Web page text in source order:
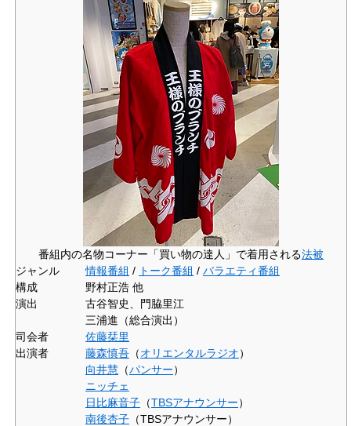
番組内の名物コーナー「買い物の達人」で着用される法被
ジャンル
情報番組 / トーク番組 / バラエティ番組
構成
野村正浩 他
演出
古谷智史、門脇里江
三浦進（総合演出）
司会者
佐藤栞里
出演者
藤森慎吾 （オリエンタルラジオ）
向井慧 （パンサー）
ニッチェ
日比麻音子 （TBSアナウンサー）
南後杏子 （TBSアナウンサー）